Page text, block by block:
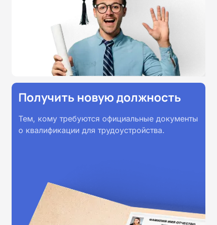
Получить новую должность
Тем, кому требуются официальные документы
о квалификации для трудоустройства.